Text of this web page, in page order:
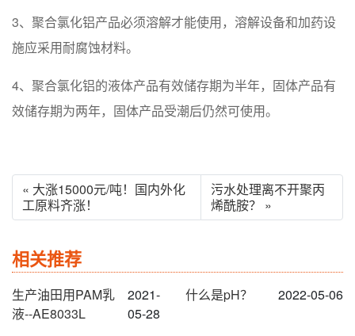
3、聚合氯化铝产品必须溶解才能使用，溶解设备和加药设
施应采用耐腐蚀材料。
4、聚合氯化铝的液体产品有效储存期为半年，固体产品有
效储存期为两年，固体产品受潮后仍然可使用。
« 大涨15000元/吨！国内外化
工原料齐涨！
污水处理离不开聚丙
烯酰胺？ »
相关推荐
生产油田用PAM乳
液--AE8033L
2021-
05-28
什么是pH？ 2022-05-06